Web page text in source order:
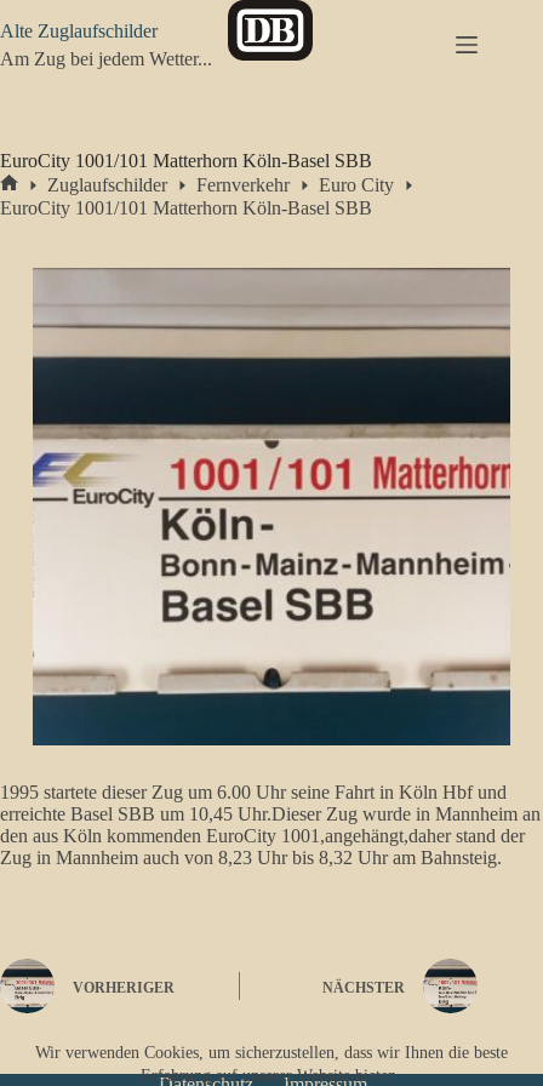
Inhalt
springen
Wir verwenden Cookies, um sicherzustellen, dass wir Ihnen die beste
Erfahrung auf unserer Website bieten.
Alte Zuglaufschilder
Am Zug bei jedem Wetter...
EuroCity 1001/101 Matterhorn Köln-Basel SBB
Start
Zuglaufschilder Fernverkehr
Euro City
EuroCity 1001/101 Matterhorn Köln-Basel SBB
1995 startete dieser Zug um 6.00 Uhr seine Fahrt in Köln Hbf und
erreichte Basel SBB um 10,45 Uhr.Dieser Zug wurde in Mannheim an
den aus Köln kommenden EuroCity 1001,angehängt,daher stand der
Zug in Mannheim auch von 8,23 Uhr bis 8,32 Uhr am Bahnsteig.
VORHERIGER NÄCHSTER